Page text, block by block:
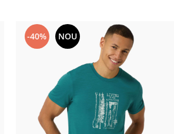
-40% NOU